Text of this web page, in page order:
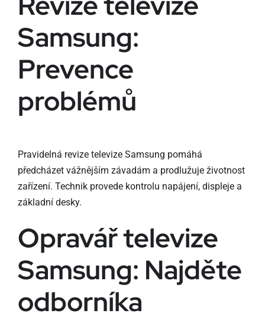
Samsung:
Prevence
problémů
Pravidelná revize televize Samsung pomáhá
předcházet vážnějším závadám a prodlužuje životnost
zařízení. Technik provede kontrolu napájení, displeje a
základní desky.
Opravář televize
Samsung: Najděte
odborníka